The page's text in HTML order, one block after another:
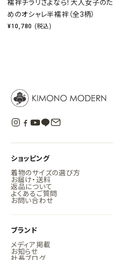
襦袢チラリさよなら！大人女子のた
めのオシャレ半襦袢（全3柄）
¥10,780 (税込)
ショッピング
着物のサイズの選び方
お届け・送料
返品について
よくあるご質問
お問い合わせ
ブランド
メディア掲載
お知らせ